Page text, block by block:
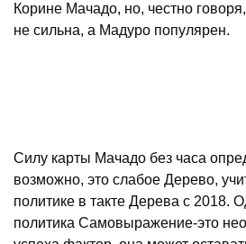
Корине Мачадо, но, честно
не сильна, а Мадуро популярен.
Силу карты Мачадо без часа
возможно, это слабое Дерево,
политике в такте Дерева с 2018.
политика Самовыражение-это